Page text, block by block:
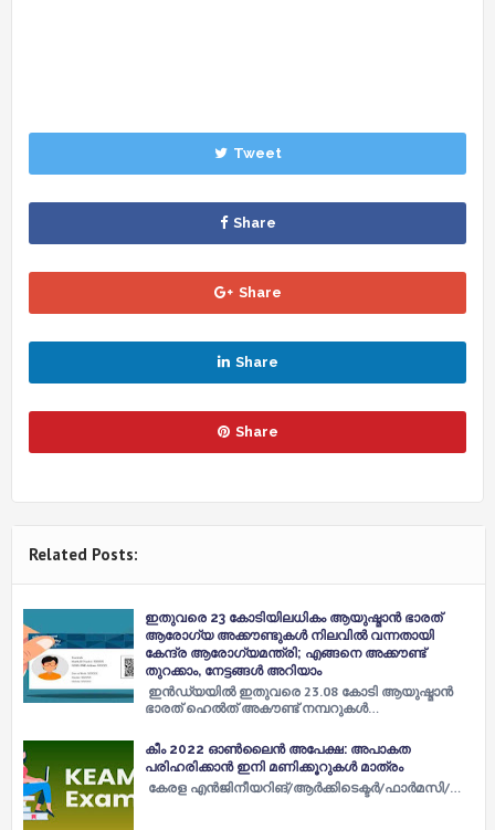
Tweet
Share
Share
Share
Share
Related Posts:
ഇതുവരെ 23 കോടിയിലധികം ആയുഷ്മാൻ ഭാരത്
ആരോഗ്യ അക്കൗണ്ടുകൾ നിലവിൽ വന്നതായി
കേന്ദ്ര ആരോഗ്യമന്ത്രി; എങ്ങനെ അക്കൗണ്ട്
തുറക്കാം, നേട്ടങ്ങൾ അറിയാം
ഇൻഡ്യയിൽ ഇതുവരെ 23.08 കോടി ആയുഷ്മാൻ
ഭാരത് ഹെൽത് അകൗണ്ട് നമ്പറുകൾ…
കീം 2022 ഓണ്‍ലൈന്‍ അപേക്ഷ: അപാകത
പരിഹരിക്കാന്‍ ഇനി മണിക്കൂറുകള്‍ മാത്രം
കേ​ര​ള എ​ന്‍​ജി​നീ​യ​റി​ങ്​/​ആ​ര്‍​ക്കി​ടെ​ക്ട​ര്‍/​ഫാ​ര്‍​മ​സി/…